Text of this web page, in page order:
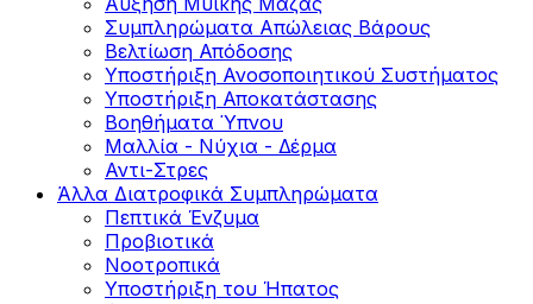
Συμπληρώματα Aπώλειας Βάρους
Βελτίωση Απόδοσης
Υποστήριξη Ανοσοποιητικού Συστήματος
Yποστήριξη Αποκατάστασης
Βοηθήματα Ύπνου
Μαλλία - Νύχια - Δέρμα
Αντι-Στρες
Άλλα Διατροφικά Συμπληρώματα
Πεπτικά Ένζυμα
Προβιοτικά
Νοοτροπικά
Υποστήριξη του Ήπατος